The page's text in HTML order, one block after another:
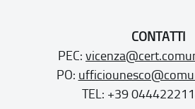
CONTATTI
PEC:
PO:
TEL: +39